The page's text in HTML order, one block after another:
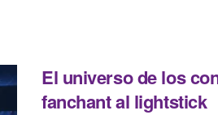
El universo de los
fanchant al lightstick